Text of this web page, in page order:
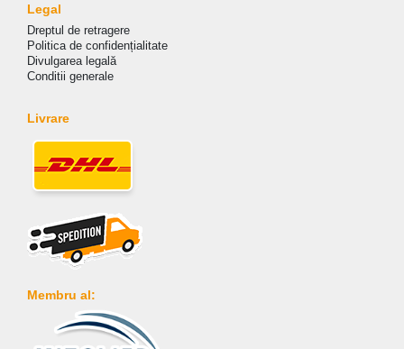
Legal
Dreptul de retragere
Politica de сonfidențialitate
Divulgarea legală
Conditii generale
Livrare
Membru al: